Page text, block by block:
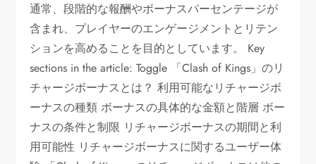
通常、段階的な報酬やボーナスパーセンテージが
含まれ、プレイヤーのエンゲージメントとリテン
ションを高めることを目的としています。 Key
sections in the article: Toggle 「Clash of Kings」のリ
チャージボーナスとは？ 利用可能なリチャージボ
ーナスの種類 ボーナスの具体的な金額と階層 ボー
ナスの条件と制限 リチャージボーナスの期間と利
用可能性 リチャージボーナスに関するユーザー体